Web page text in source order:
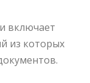
включает
из которых